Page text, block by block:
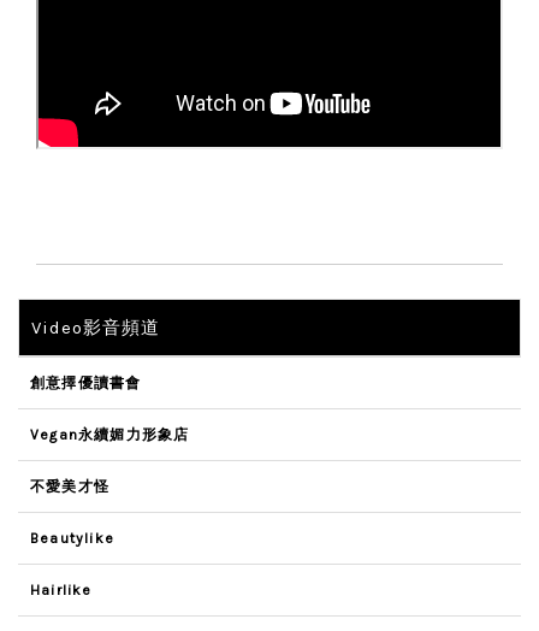
Video影音頻道
創意擇優讀書會
Vegan永續媚力形象店
不愛美才怪
Beautylike
Hairlike